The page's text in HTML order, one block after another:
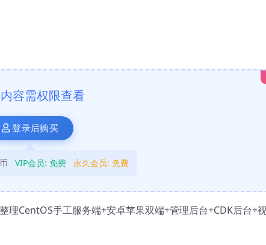
容需权限查看
登录后购买
VIP会员: 免费 永久会员: 免费
CentOS手工服务端+安卓苹果双端+管理后台+CDK后台+